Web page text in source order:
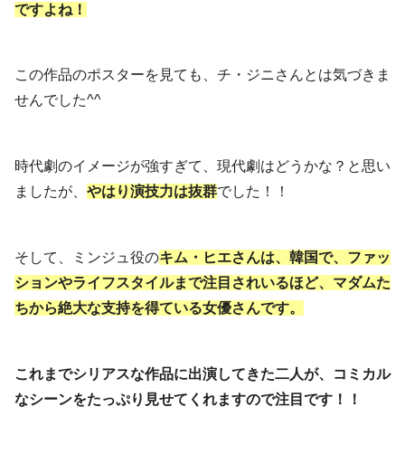
ですよね！
この作品のポスターを見ても、チ・ジニさんとは気づきま
せんでした^^
時代劇のイメージが強すぎて、現代劇はどうかな？と思い
ましたが、 やはり演技力は抜群でした！！
そして、ミンジュ役のキム・ヒエさんは、韓国で、ファッ
ションやライフスタイルまで注目されいるほど、マダムた
ちから絶大な支持を得ている女優さんです。
これまでシリアスな作品に出演してきた二人が、コミカル
なシーンをたっぷり見せてくれますので注目です！！